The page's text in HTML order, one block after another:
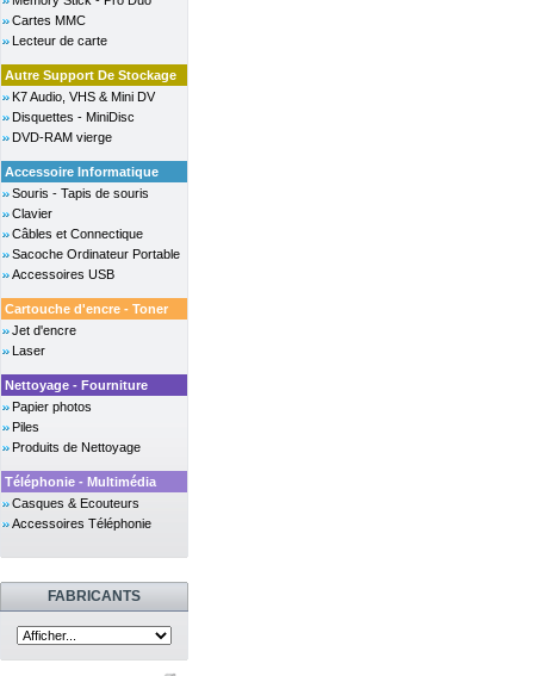
Cartes MMC
Lecteur de carte
Autre Support De Stockage
K7 Audio, VHS & Mini DV
Disquettes - MiniDisc
DVD-RAM vierge
Accessoire Informatique
Souris - Tapis de souris
Clavier
Câbles et Connectique
Sacoche Ordinateur Portable
Accessoires USB
Cartouche d'encre - Toner
Jet d'encre
Laser
Nettoyage - Fourniture
Papier photos
Piles
Produits de Nettoyage
Téléphonie - Multimédia
Casques & Ecouteurs
Accessoires Téléphonie
FABRICANTS